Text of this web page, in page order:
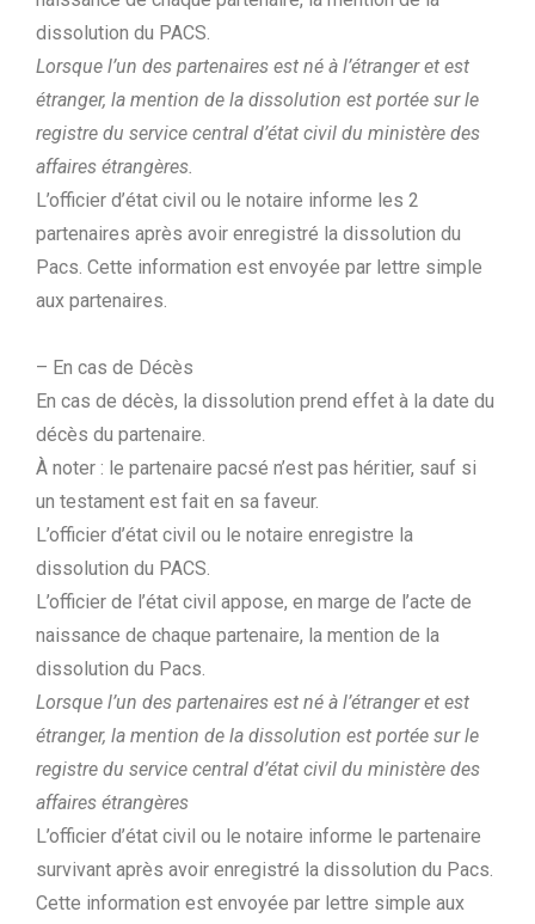
dissolution du PACS.
Lorsque l’un des partenaires est né à l’étranger et est
étranger, la mention de la dissolution est portée sur le
registre du service central d’état civil du ministère des
affaires étrangères.
L’officier d’état civil ou le notaire informe les 2
partenaires après avoir enregistré la dissolution du
Pacs. Cette information est envoyée par lettre simple
aux partenaires.
– En cas de Décès
En cas de décès, la dissolution prend effet à la date du
décès du partenaire.
À noter : le partenaire pacsé n’est pas héritier, sauf si
un testament est fait en sa faveur.
L’officier d’état civil ou le notaire enregistre la
dissolution du PACS.
L’officier de l’état civil appose, en marge de l’acte de
naissance de chaque partenaire, la mention de la
dissolution du Pacs.
Lorsque l’un des partenaires est né à l’étranger et est
étranger, la mention de la dissolution est portée sur le
registre du service central d’état civil du ministère des
affaires étrangères
L’officier d’état civil ou le notaire informe le partenaire
survivant après avoir enregistré la dissolution du Pacs.
Cette information est envoyée par lettre simple aux